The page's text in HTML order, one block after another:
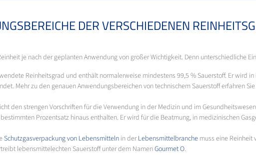
DER VERSCHIEDENEN
je nach der geplanten Anwendung von großer Wichtigkeit. Denn unterschiedliche
Reinheitsgrad und enthält normalerweise mindestens 99,5 % Sauerstoff. Er wird
Mehr zu den genauen Anwendungsbereichen von technischem Sauerstoff erfahren
den strengen Vorschriften für die Verwendung in der Medizin und im
Prozentsatz hinaus enthalten. Er wird für die Beatmung, in medizinischen
Schutzgasverpackung von Lebensmitteln in derLebensmittelbranche muss eine
lebensmittelechten Sauerstoff unter dem NamenGourmet O.